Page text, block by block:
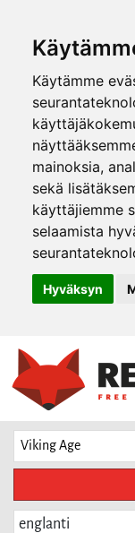
Käytämme
mainoksia,
sekä
käyttäjiemme
selaamista
Hyväksyn
englanti